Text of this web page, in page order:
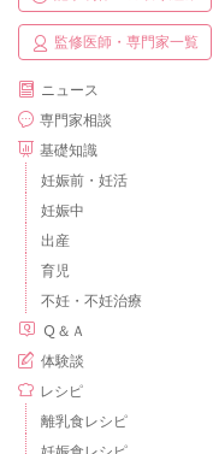
監修医師・専門家一覧
ニュース
専門家相談
基礎知識
妊娠前・妊活
妊娠中
出産
育児
不妊・不妊治療
Ｑ＆Ａ
体験談
レシピ
離乳食レシピ